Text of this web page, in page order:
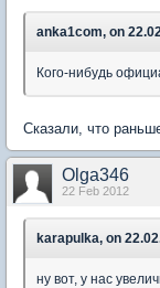
anka1com, on
Кого-нибудь
Сказали, что
Olga346
22 Feb 2012
karapulka, on
ну вот, у нас